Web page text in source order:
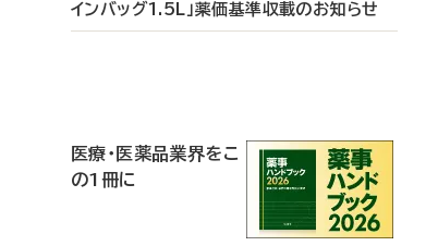
インバッグ1.5L」薬価基準収載のお知らせ
医療・医薬品業界をこ
の1冊に